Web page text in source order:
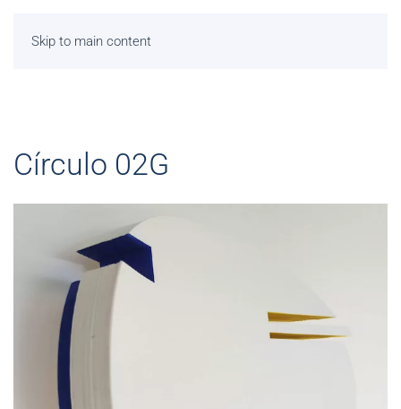
Skip to main content
Círculo 02G